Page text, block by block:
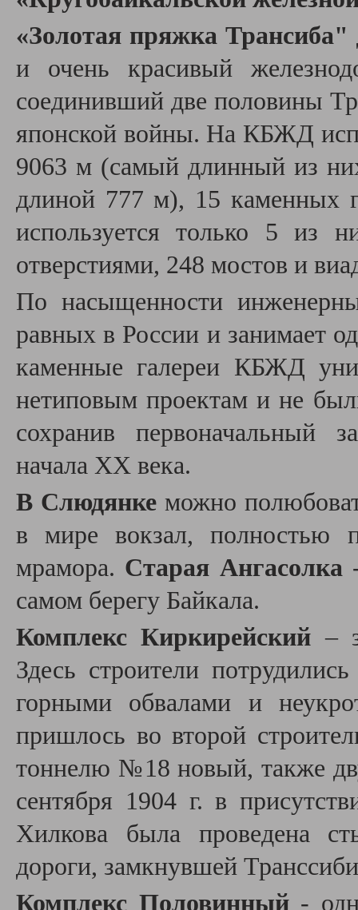
«Золотая пряжка Трансиба"
и очень красивый
соединивший две половины
японской войны. На КБЖД
9063 м (самый длинный из
длиной 777 м), 15 каменных
используется только 5 из
отверстиями, 248 мостов и
По насыщенности
равных в России и занимает
каменные галереи КБЖД
нетиповым проектам и не
сохранив первоначальный
начала XX века.
В Слюдянке можно
в мире вокзал, полностью
мрамора. Старая Ангасолка-
самом берегу Байкала.
Комплекс Киркирейский –
Здесь строители
горными обвалами и
пришлось во второй
тоннелю №18 новый, также
сентября 1904 г. в
Хилкова была проведена
дороги, замкнувшей
Комплекс Половинный-